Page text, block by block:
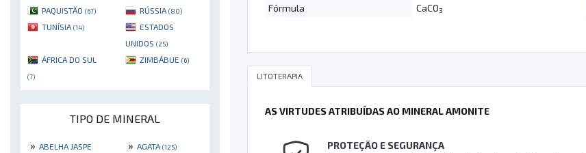
PAQUISTÃO (67) RÚSSIA (80)
TUNÍSIA (14)
ESTADOS
UNIDOS (25)
ÁFRICA DO SUL
(7)
ZIMBÁBUE (6)
TIPO DE MINERAL
» ABELHA JASPE » AGATA (125)
Fórmula
CaCO3
LITOTERAPIA
AS VIRTUDES ATRIBUÍDAS AO MINERAL AMONITE
PROTEÇÃO E SEGURANÇA